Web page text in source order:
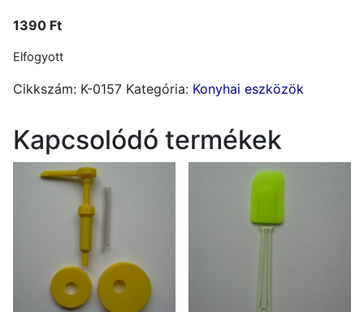
1390 Ft
Elfogyott
Cikkszám: K-0157 Kategória: Konyhai eszközök
Kapcsolódó termékek